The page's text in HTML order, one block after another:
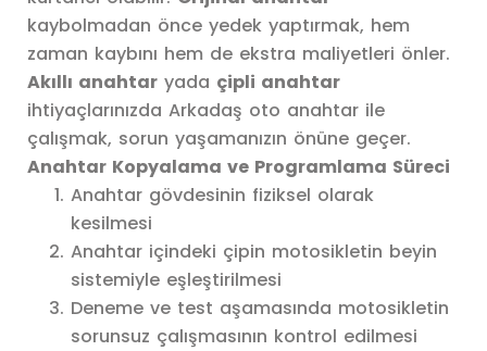
kaybolmadan önce yedek yaptırmak, hem
zaman kaybını hem de ekstra maliyetleri önler.
Akıllı anahtar yada çipli anahtar
ihtiyaçlarınızda Arkadaş oto anahtar ile
çalışmak, sorun yaşamanızın önüne geçer.
Anahtar Kopyalama ve Programlama Süreci
Anahtar gövdesinin fiziksel olarak
kesilmesi
Anahtar içindeki çipin motosikletin beyin
sistemiyle eşleştirilmesi
Deneme ve test aşamasında motosikletin
sorunsuz çalışmasının kontrol edilmesi